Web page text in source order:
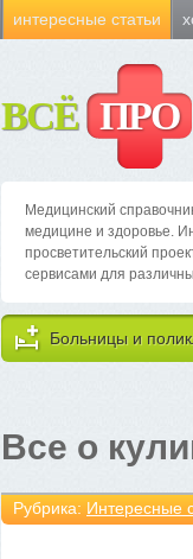
интересные статьи
ВСЁ ПРО
Медицинский
медицине и здоровье.
просветительский
сервисами для
Больницы и
Все о
Рубрика: Интересные